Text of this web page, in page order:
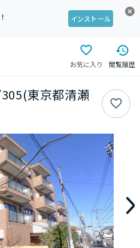
インストール
お気に入り 閲覧履歴
東京都清瀬